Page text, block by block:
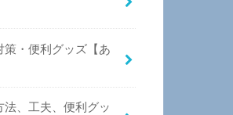
策・便利グッズ【あ
法、工夫、便利グッ